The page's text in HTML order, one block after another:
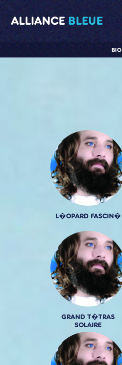
ALLIANCE BLEUE
BIO
L�OPARD FASCIN�
GRAND T�TRAS
SOLAIRE